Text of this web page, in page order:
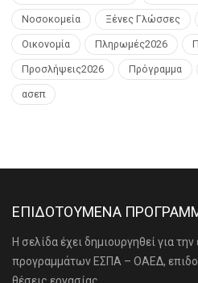
Νοσοκομεία Ξένες Γλώσσες
Οικονομία Πληρωμές2026
Προσλήψεις2026 Πρόγραμμα
ασεπ
ΕΠΙΔΟΤΟΥΜΕΝΑ
Η σελίδα έχει δημιουργηθεί για
προγραμμάτων ΕΣΠΑ – ΟΑΕΔ,
θέσεις εργασίας.